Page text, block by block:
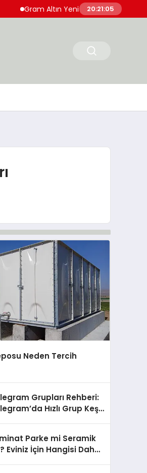
Gram Altın Yeni Güne Yükselişle Başladı
20:21:06
Neden Tercih
Grupları Rehberi:
Hızlı Grup Keşfi
Parke mi Seramik
Eviniz İçin Hangisi Daha